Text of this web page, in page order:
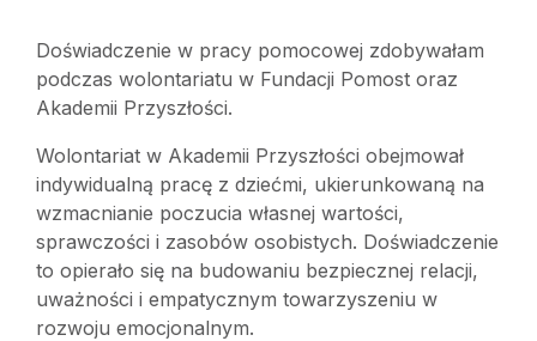
Doświadczenie w pracy pomocowej zdobywałam
podczas wolontariatu w Fundacji Pomost oraz
Akademii Przyszłości.
Wolontariat w Akademii Przyszłości obejmował
indywidualną pracę z dziećmi, ukierunkowaną na
wzmacnianie poczucia własnej wartości,
sprawczości i zasobów osobistych. Doświadczenie
to opierało się na budowaniu bezpiecznej relacji,
uważności i empatycznym towarzyszeniu w
rozwoju emocjonalnym.